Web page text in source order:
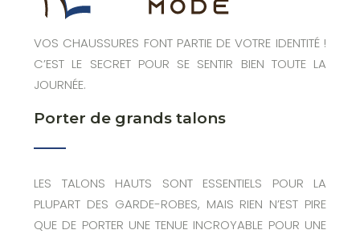
VOS CHAUSSURES FONT PARTIE DE VOTRE IDENTITÉ !
C’EST LE SECRET POUR SE SENTIR BIEN TOUTE LA
JOURNÉE.
Porter de grands talons
LES TALONS HAUTS SONT ESSENTIELS POUR LA
PLUPART DES GARDE-ROBES, MAIS RIEN N’EST PIRE
QUE DE PORTER UNE TENUE INCROYABLE POUR UNE